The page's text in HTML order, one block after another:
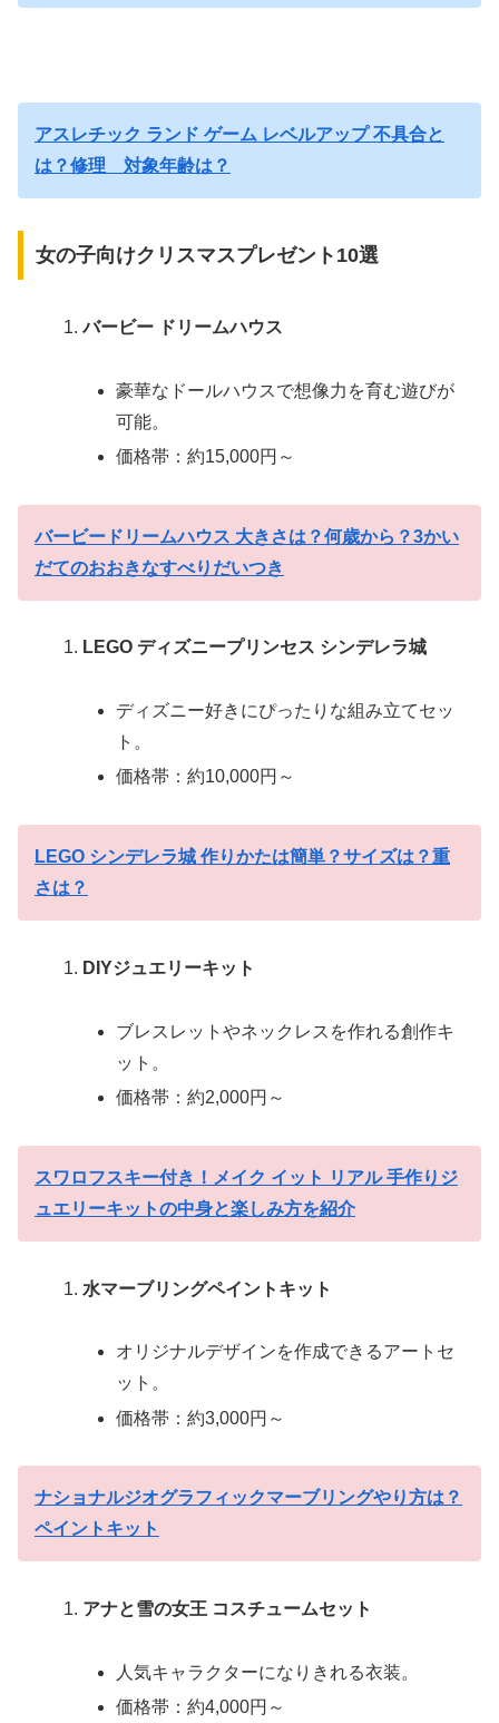
アスレチック ランド ゲーム レベルアップ 不具合と
は？修理 対象年齢は？
女の子向けクリスマスプレゼント10選
バービー ドリームハウス
豪華なドールハウスで想像力を育む遊びが
可能。
価格帯：約15,000円～
バービードリームハウス 大きさは？何歳から？3かい
だてのおおきなすべりだいつき
LEGO ディズニープリンセス シンデレラ城
ディズニー好きにぴったりな組み立てセッ
ト。
価格帯：約10,000円～
LEGO シンデレラ城 作りかたは簡単？サイズは？重
さは？
DIYジュエリーキット
ブレスレットやネックレスを作れる創作キ
ット。
価格帯：約2,000円～
スワロフスキー付き！メイク イット リアル 手作りジ
ュエリーキットの中身と楽しみ方を紹介
水マーブリングペイントキット
オリジナルデザインを作成できるアートセ
ット。
価格帯：約3,000円～
ナショナルジオグラフィックマーブリングやり方は？
ペイントキット
アナと雪の女王 コスチュームセット
人気キャラクターになりきれる衣装。
価格帯：約4,000円～